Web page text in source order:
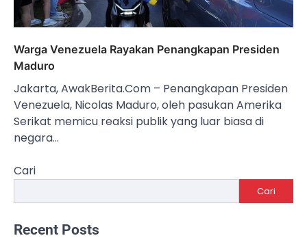
Warga Venezuela Rayakan Penangkapan Presiden
Maduro
Jakarta, AwakBerita.Com – Penangkapan Presiden
Venezuela, Nicolas Maduro, oleh pasukan Amerika
Serikat memicu reaksi publik yang luar biasa di
negara…
Cari
Cari
Recent Posts